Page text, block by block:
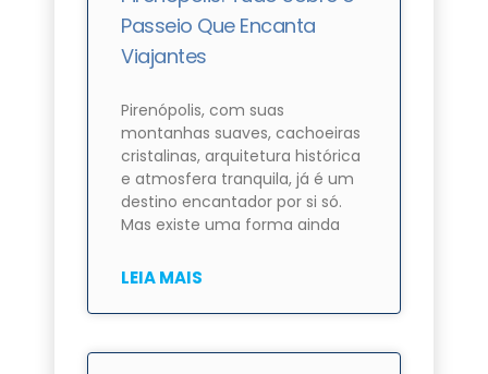
Passeio Que Encanta
Viajantes
Pirenópolis, com suas
montanhas suaves, cachoeiras
cristalinas, arquitetura histórica
e atmosfera tranquila, já é um
destino encantador por si só.
Mas existe uma forma ainda
LEIA MAIS